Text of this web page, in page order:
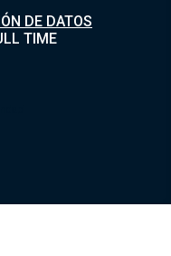
DE DATOS
TIME